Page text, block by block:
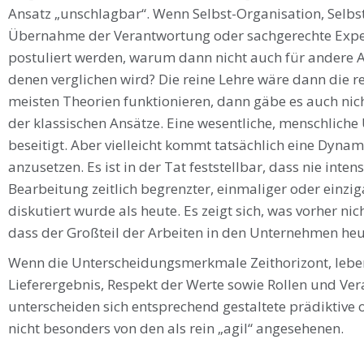
Ansatz „unschlagbar“. Wenn Selbst-Organisation,
Übernahme der Verantwortung oder sachgerechte
postuliert werden, warum dann nicht auch für andere
denen verglichen wird? Die reine Lehre wäre dann die
meisten Theorien funktionieren, dann gäbe es auch
der klassischen Ansätze. Eine wesentliche,
beseitigt. Aber vielleicht kommt tatsächlich eine
anzusetzen. Es ist in der Tat feststellbar, dass nie
Bearbeitung zeitlich begrenzter, einmaliger oder
diskutiert wurde als heute. Es zeigt sich, was vorher
dass der Großteil der Arbeiten in den Unternehmen
Wenn die Unterscheidungsmerkmale Zeithorizont,
Lieferergebnis, Respekt der Werte sowie Rollen und
unterscheiden sich entsprechend gestaltete prädiktive
nicht besonders von den als rein „agil“ angesehenen.